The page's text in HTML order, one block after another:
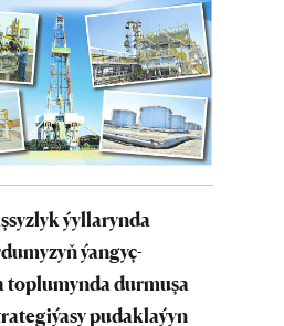
ýyllarynda
ýangyç-
toplumynda durmuşa
pudaklaýyn